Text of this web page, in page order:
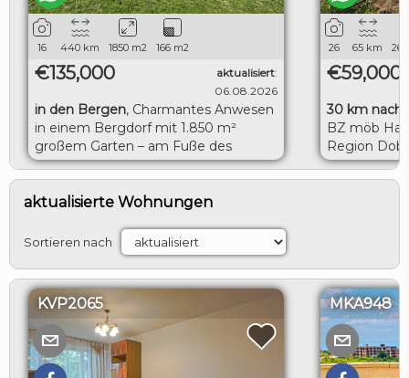
16 440 km 1850 m2 166 m2
€135,000 aktualisiert:
06.08.2026
in den Bergen, Charmantes Anwesen
in einem Bergdorf mit 1.850 m²
großem Garten – am Fuße des
Balkangebirges
26 65 km
€59,000
30 km nach
BZ möb
Region
aktualisierte Wohnungen
Sortieren nach
KVP2065 MKA948